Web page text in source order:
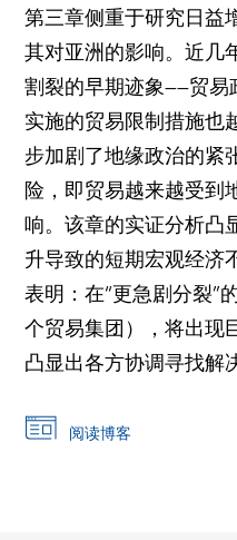
第三章侧重于研究日益
其对亚洲的影响。近几
割裂的早期迹象——贸
实施的贸易限制措施也
步加剧了地缘政治的紧
险，即贸易越来越受到
响。该章的实证分析凸
升导致的短期宏观经济
表明：在“更急剧分裂”
个贸易集团），将出现
凸显出各方协调寻找解
阅读博客